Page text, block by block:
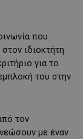
που
ιδιοκτήτη
για το
του στην
τον
με έναν